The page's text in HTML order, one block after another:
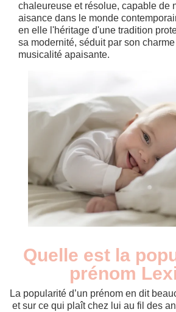
chaleureuse et résolue, capable de
aisance dans le monde
en elle l'héritage d'une tradition
sa modernité, séduit par son
musicalité apaisante.
Quelle est la
prénom
La popularité d’un prénom en dit
et sur ce qui plaît chez lui au fil des
Année
Nouveaux-
nés
2011
10
2012
23